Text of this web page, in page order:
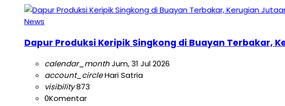
News
Dapur Produksi Keripik Singkong di Buayan Terbakar,
calendar_monthJum, 31 Jul 2026
account_circleHari Satria
visibility873
0Komentar